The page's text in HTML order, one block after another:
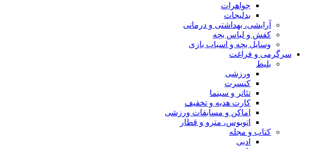
جواهرات
بدلیجات
آرایشی، بهداشتی و درمانی
کفش و لباس بچه
وسایل بچه و اسباب بازی
سرگرمی و فراغت
بلیط
ورزشی
کنسرت
تئاتر و سینما
کارت هدیه و تخفیف
اماکن و مسابقات ورزشی
اتوبوس، مترو و قطار
کتاب و مجله
ادبی